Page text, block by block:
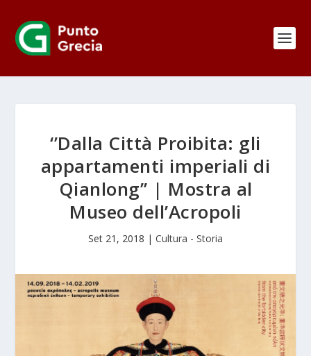
‘’Dalla Città Proibita: gli
appartamenti imperiali di
Qianlong’’ | Mostra al
Museo dell’Acropoli
Set 21, 2018 | Cultura - Storia